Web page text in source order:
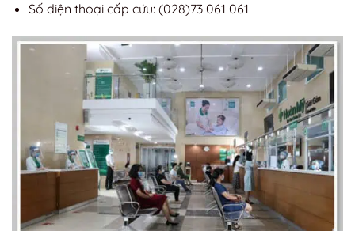
Số điện thoại cấp cứu: (028)73 061 061